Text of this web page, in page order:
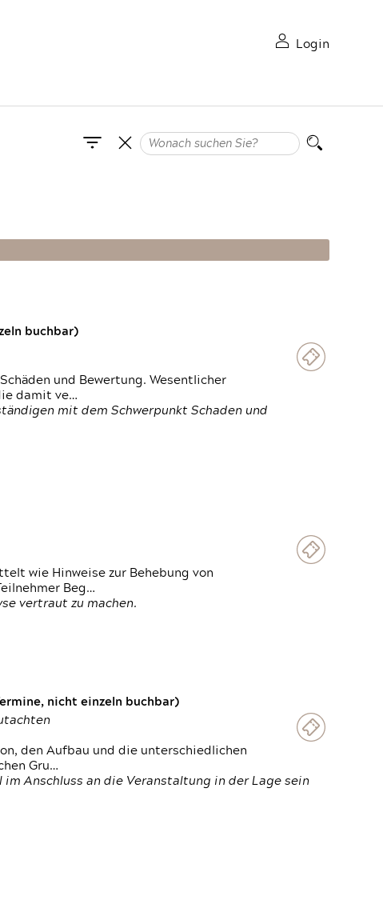
Login
buchbar)
und Bewertung. Wesentlicher
damit ve…
mit dem Schwerpunkt Schaden und
wie Hinweise zur Behebung von
Beg…
vertraut zu machen.
nicht einzeln buchbar)
den Aufbau und die unterschiedlichen
Gru…
Anschluss an die Veranstaltung in der Lage sein